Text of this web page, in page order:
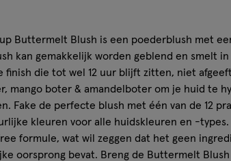
Buttermelt Blush is een poederblush met
kan gemakkelijk worden geblend en smelt
finish die tot wel 12 uur blijft zitten, niet
mango boter & amandelboter om je huid te
Fake de perfecte blush met één van de 12
kleuren voor alle huidskleuren en -
formule, wat wil zeggen dat het geen
oorsprong bevat. Breng de Buttermelt